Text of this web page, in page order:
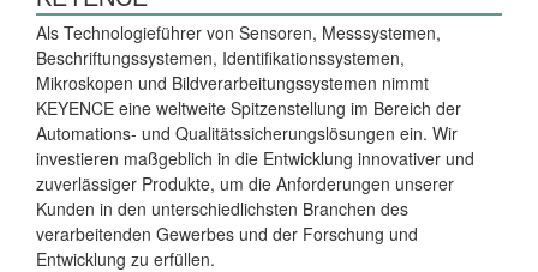
Als Technologieführer von Sensoren, Messsystemen,
Beschriftungssystemen, Identifikationssystemen,
Mikroskopen und Bildverarbeitungssystemen nimmt
KEYENCE eine weltweite Spitzenstellung im Bereich der
Automations- und Qualitätssicherungslösungen ein. Wir
investieren maßgeblich in die Entwicklung innovativer und
zuverlässiger Produkte, um die Anforderungen unserer
Kunden in den unterschiedlichsten Branchen des
verarbeitenden Gewerbes und der Forschung und
Entwicklung zu erfüllen.